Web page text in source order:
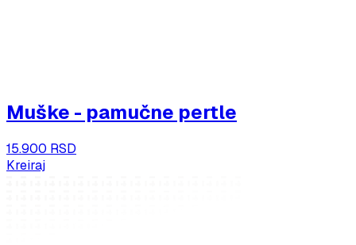
Muške - pamučne pertle
15.900 RSD
Kreiraj